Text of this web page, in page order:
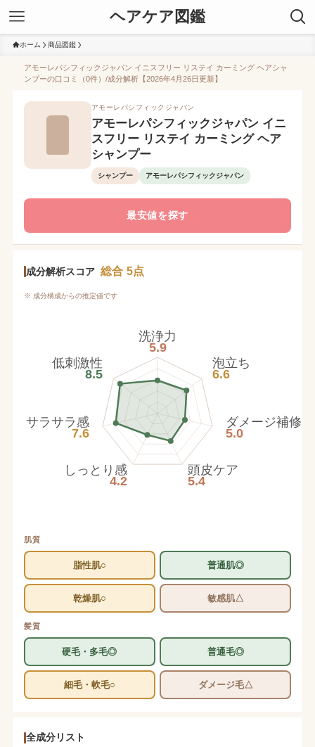
ヘアケア図鑑
ホーム 商品図鑑
アモーレパシフィックジャパン イニスフリー リステイ カーミング ヘアシャ
ンプーの口コミ（0件）/成分解析【2026年4月26日更新】
アモーレパシフィックジャパン
アモーレパシフィックジャパン イニ
スフリー リステイ カーミング ヘア
シャンプー
シャンプー アモーレパシフィックジャパン
最安値を探す
成分解析スコア 総合 5点
※ 成分構成からの推定値です
洗浄力
5.9
泡立ち
6.6
ダメージ補修
5.0
頭皮ケア
5.4
しっとり感
4.2
サラサラ感
7.6
低刺激性
8.5
肌質
脂性肌○ 普通肌◎
乾燥肌○ 敏感肌△
髪質
硬毛・多毛◎ 普通毛◎
細毛・軟毛○ ダメージ毛△
全成分リスト